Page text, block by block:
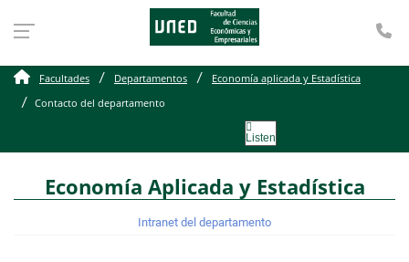
Contacto del
Facultades Departamentos
Economía aplicada y Estadística
Contacto del departamento
Listen
Economía Aplicada y Estadística
Intranet del departamento